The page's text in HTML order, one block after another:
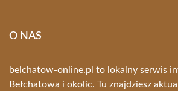
O NAS
belchatow-online.pl to lokalny serwis
Bełchatowa i okolic. Tu znajdziesz